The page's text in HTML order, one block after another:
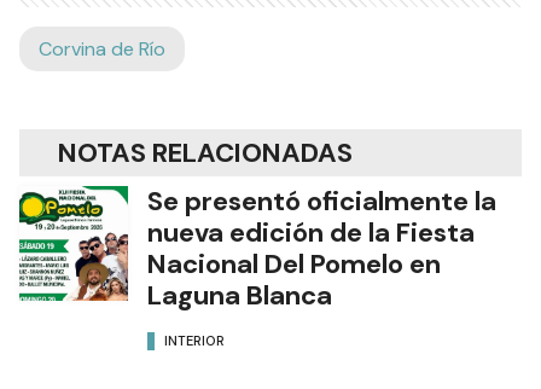
Corvina de Río
NOTAS RELACIONADAS
Se presentó oficialmente la
nueva edición de la Fiesta
Nacional Del Pomelo en
Laguna Blanca
INTERIOR